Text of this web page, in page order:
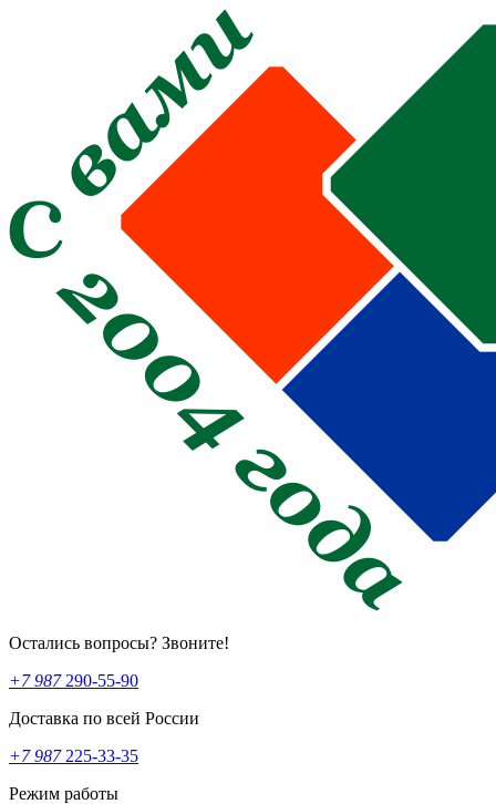
Остались вопросы? Звоните!
+7 987290-55-90
Доставка по всей России
+7 987225-33-35
Режим работы